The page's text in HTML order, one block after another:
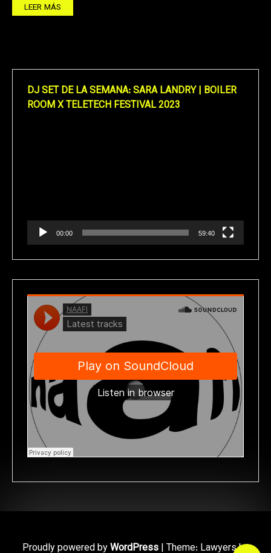
LEER MÁS
DJ SET DE LA SEMANA: SARA LANDRY | BOILER
ROOM X TELETECH FESTIVAL 2023
00:00 59:40
Proudly powered byWordPress | Theme: Lawyers by